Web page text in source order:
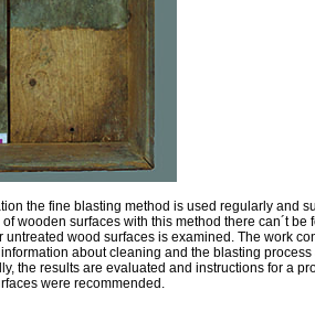
the fine blasting method is used regularly and
wooden surfaces with this method there can´t be
untreated wood surfaces is examined. The work
about cleaning and the blasting
the results are evaluated and instructions for a
were recommended.